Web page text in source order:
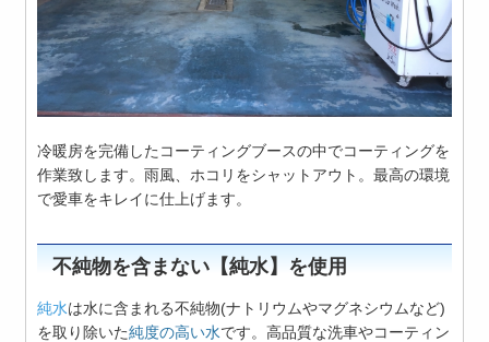
冷暖房を完備したコーティングブースの中でコーティングを
作業致します。雨風、ホコリをシャットアウト。最高の環境
で愛車をキレイに仕上げます。
不純物を含まない【純水】を使用
純水は水に含まれる不純物(ナトリウムやマグネシウムなど)
を取り除いた純度の高い水です。高品質な洗車やコーティン